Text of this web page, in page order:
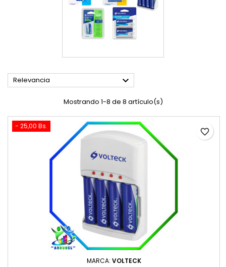
Relevancia 
Mostrando 1-8 de 8 artículo(s)
- 25,00 Bs.
MARCA: VOLTECK
favorite_border